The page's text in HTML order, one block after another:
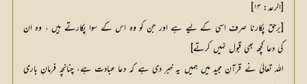
[الرعد: ۱۴]
[برحق پکارنا صرف اسی کے لیے ہے اور جن کو وہ اس کے سوا پکارتے ہیں ، وہ ان
کی دعا کچھ بھی قبول نہیں کرتے]
اللہ تعالیٰ نے قرآن مجید میں ہمیں یہ خبر دی ہے کہ دعا عبادت ہے، چنانچہ فرمانِ باری